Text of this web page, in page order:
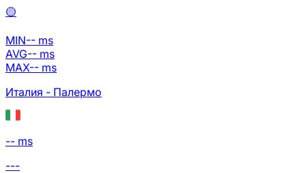
🟡
MIN-- ms
AVG-- ms
MAX-- ms
Италия - Палермо
-- ms
---